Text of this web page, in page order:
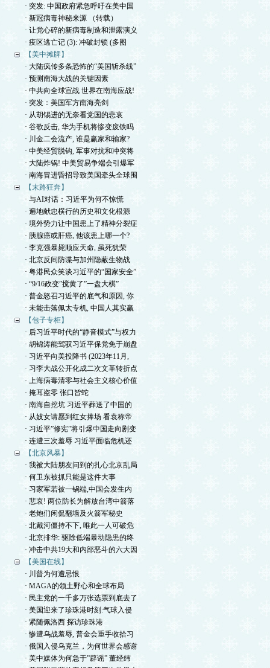
· 突发: 中国政府紧急呼吁在美中国
· 新冠病毒神秘来源 （转载）
· 让党心碎的新病毒制造和泄露演义
· 疫区逃亡记 (3): 冲破封锁 (多图
【美中摊牌】
· 大陆疯传多条恐怖的“美国斩杀线”
· 预测南海大战的关键因素
· 中共向全球宣战 世界在南海应战!
· 突发：美国军方南海亮剑
· 从胡锡进的无奈看党国的悲哀
· 谷歌反击, 华为手机将惨变废铁吗
· 川金二会流产, 谁是赢家和输家?
· 中美经贸脱钩, 军事对抗和冲突将
· 大陆炸锅! 中美贸易争端会引爆军
· 南海冒进昏招导致美国牵头全球围
【末路狂奔】
· 与AI对话：习近平为何不惊慌
· 遍地献忠横行的历史和文化根源
· 境外势力让中国患上了精神分裂症
· 胰腺癌或肝癌, 他该患上哪一个?
· 李克强暴毙顺应天命, 虽死犹荣
· 北京反间防谍与加州隐蔽生物战
· 粤港民众笑谈习近平的“国家安全”
· “9/16政变”搅黄了”一盘大棋”
· 普金怒召习近平的底气和原因, 你
· 未能击落佩太专机, 中国人其实赢
【包子专柜】
· 后习近平时代的“静音模式”与权力
· 胡锦涛能驾驭习近平保党免于崩盘
· 习近平向美投降书 (2023年11月,
· 习李大战公开化成二次文革转折点
· 上海病毒清零与社会主义核心价值
· 掩耳盗零 张口皆蛇
· 南海自挖坑 习近平葬送了中国的
· 从妓女请愿到红女捧场 看袁称帝
· 习近平”修宪”将引爆中国走向剧变
· 连遭三次羞辱 习近平面临危机还
【北京风暴】
· 我被大陆朋友问到的扎心北京乱局
· 何卫东被抓只能是这件大事
· 习家军若被一锅端,中国会发生内
· 悲哀! 两位防长为解放台湾中箭落
· 老炮们闲侃翻墙及火箭军秘史
· 北戴河僵持不下, 唯此一人可破危
· 北京排华: 驱除低端暴动隐患的终
· 冲击中共19大和内部恶斗的六大因
【美国在线】
· 川普为何遭忌恨
· MAGA的领土野心和全球布局
· 民主党的一千多万张选票到底去了
· 美国迎来了珍珠港时刻:气球入侵
· 紧随佩洛西 探访珍珠港
· 惨遭乌战羞辱, 普金会重手收拾习
· 俄国入侵乌克兰，为何世界会感谢
· 美中媒体为何急于”辟谣” 董经纬